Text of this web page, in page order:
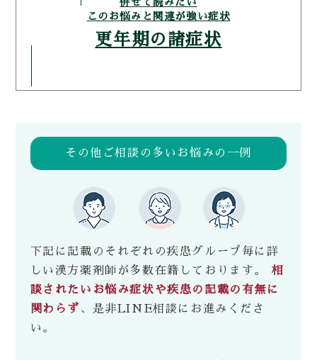
併せて読みたい
このお悩みと関連が強い症状
更年期の諸症状
その他ご相談の多いお悩みの一例
下記に記載のそれぞれの疾患グループ毎に詳
しい漢方薬剤師が多数在籍しております。 相
談されたいお悩み症状や疾患の記載の有無に
関わらず、是非LINE相談にお進みくださ
い。